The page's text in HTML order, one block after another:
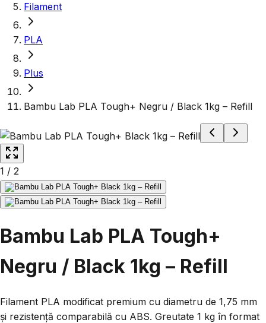
Filament
PLA
Plus
Bambu Lab PLA Tough+ Negru / Black 1kg – Refill
1 / 2
Bambu Lab PLA Tough+
Negru / Black 1kg – Refill
Filament PLA modificat premium cu diametru de 1,75 mm
și rezistență comparabilă cu ABS. Greutate 1 kg în format